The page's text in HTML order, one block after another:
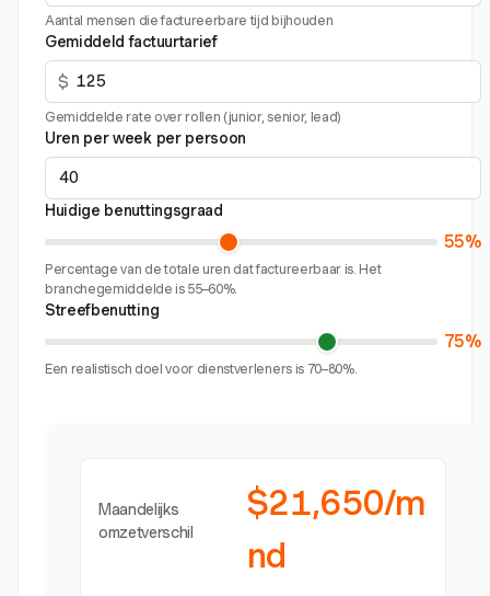
Aantal mensen die factureerbare tijd bijhouden
Gemiddeld factuurtarief
$
Gemiddelde rate over rollen (junior, senior, lead)
Uren per week per persoon
Huidige benuttingsgraad
55%
Percentage van de totale uren dat factureerbaar is. Het
branchegemiddelde is 55–60%.
Streefbenutting
75%
Een realistisch doel voor dienstverleners is 70–80%.
Maandelijks
omzetverschil
$21,650/m
nd